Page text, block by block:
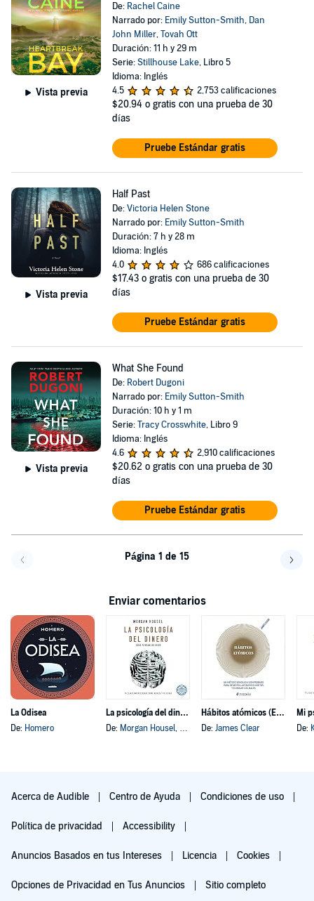
Vista previa
De: Rachel Caine
Narrado por: Emily Sutton-Smith, Dan
John Miller,Tovah Ott
Duración: 11 h y 29 m
Serie:Stillhouse Lake, Libro 5
Idioma: Inglés
4.5
2,753 calificaciones
$20.94 o gratis con una prueba de 30
días
Pruebe Estándar gratis
Vista previa
Half Past
De:Victoria Helen Stone
Narrado por: Emily Sutton-Smith
Duración: 7 h y 28 m
Idioma: Inglés
4.0
686 calificaciones
$17.43 o gratis con una prueba de 30
días
Pruebe Estándar gratis
Vista previa
What She Found
De: Robert Dugoni
Narrado por: Emily Sutton-Smith
Duración: 10 h y 1 m
Serie:Tracy Crosswhite, Libro 9
Idioma: Inglés
4.6
2,910 calificaciones
$20.62 o gratis con una prueba de 30
días
Pruebe Estándar gratis
Página 1 de 15
Enviar comentarios
La Odisea
De: Homero
La psicología del dinero
De: Morgan Housel, y otros
Hábitos atómicos (Español neutro)
De: James Clear
Mi
De:
Acerca de Audible Centro de Ayuda Condiciones de uso
Política de privacidad Accessibility
Anuncios Basados en tus Intereses Licencia Cookies
Opciones de Privacidad en Tus Anuncios Sitio completo